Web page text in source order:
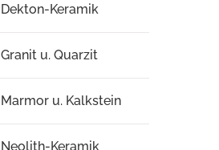
Dekton-Keramik
Granit u. Quarzit
Marmor u. Kalkstein
Neolith-Keramik